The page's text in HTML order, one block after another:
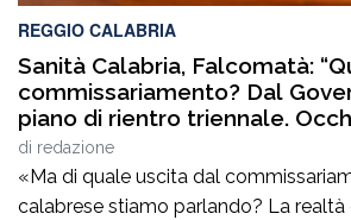
REGGIO CALABRIA
Sanità Calabria, Falcomatà:
commissariamento? Dal
piano di rientro triennale.
le tante ombre sui bilanci del
sanitario”
di redazione
«Ma di quale uscita dal
calabrese stiamo parlando? La